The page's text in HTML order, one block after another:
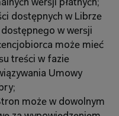
wersji płatnych;
dostępnych w Librze
w wersji
może mieć
treści w fazie
Umowy
może w dowolnym